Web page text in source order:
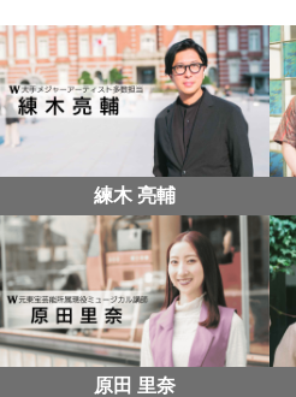
練木 亮輔
原田 里奈